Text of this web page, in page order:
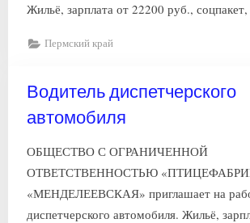
Жильё, зарплата от 22200 руб.,
Пермский край
Водитель диспетчерского
автомобиля
ОБЩЕСТВО С ОГРАНИЧЕННОЙ
ОТВЕТСТВЕННОСТЬЮ
«МЕНДЕЛЕЕВСКАЯ» приглашает на
диспетчерского автомобиля. Жильё,